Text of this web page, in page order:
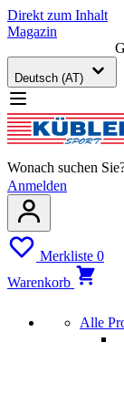
Direkt zum Inhalt
Magazin
Deutsch (AT)
Wonach suchen
Anmelden
Merkliste 0
Warenkorb
Alle